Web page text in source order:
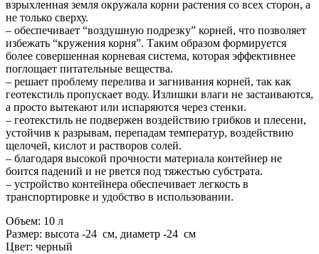
взрыхленная земля окружала корни растения со всех сторон, а
не только сверху.
– обеспечивает “воздушную подрезку” корней, что позволяет
избежать “кружения корня”. Таким образом формируется
более совершенная корневая система, которая эффективнее
поглощает питательные вещества.
– решает проблему перелива и загнивания корней, так как
геотекстиль пропускает воду. Излишки влаги не застаиваются,
а просто вытекают или испаряются через стенки.
– геотекстиль не подвержен воздействию грибков и плесени,
устойчив к разрывам, перепадам температур, воздействию
щелочей, кислот и растворов солей.
– благодаря высокой прочности материала контейнер не
боится падений и не рвется под тяжестью субстрата.
– устройство контейнера обеспечивает легкость в
транспортировке и удобство в использовании.
Объем: 10 л
Размер: высота -24 см, диаметр -24 см
Цвет: черный